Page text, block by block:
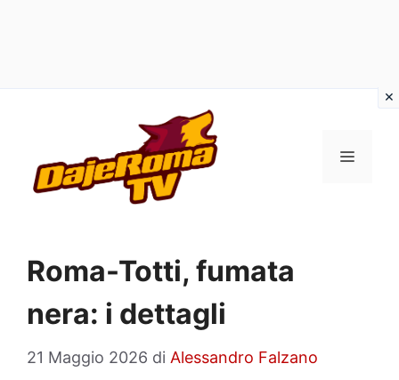
contenuto
MENU
Roma-Totti, fumata
nera: i dettagli
21 Maggio 2026 di Alessandro Falzano